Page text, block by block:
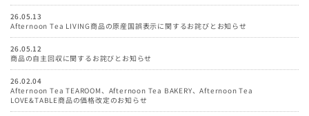
26.05.13
Afternoon Tea LIVING商品の原産国誤表示に関するお詫びとお知らせ
26.05.12
商品の自主回収に関するお詫びとお知らせ
26.02.04
Afternoon Tea TEAROOM、Afternoon Tea BAKERY、Afternoon Tea
LOVE&TABLE商品の価格改定のお知らせ